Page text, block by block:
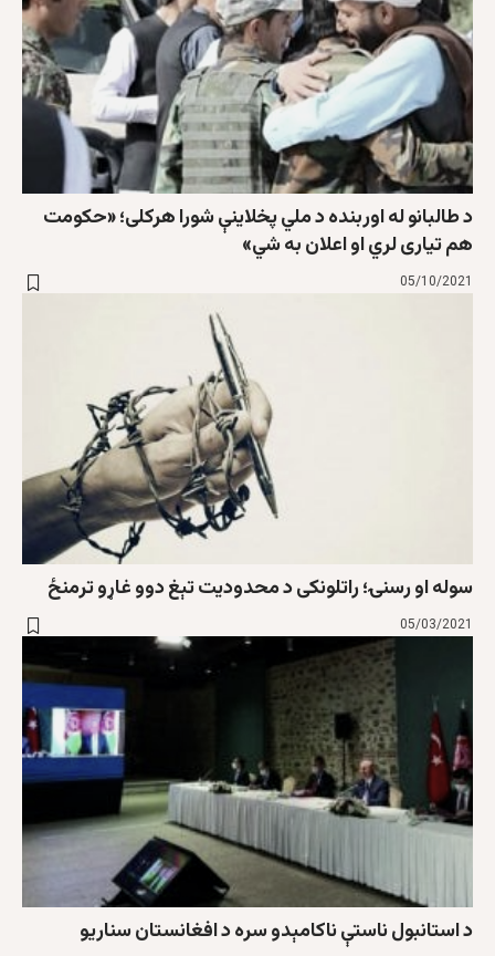
د طالبانو له اوربنده د ملي پخلاینې شورا هرکلی؛ «حکومت
هم تیاری لري او اعلان به شي»
05/10/2021
سوله او رسنۍ؛ راتلونکی د محدودیت تېغ دوو غاړو ترمنځ
05/03/2021
د استانبول ناستې ناکامېدو سره د افغانستان سناریو